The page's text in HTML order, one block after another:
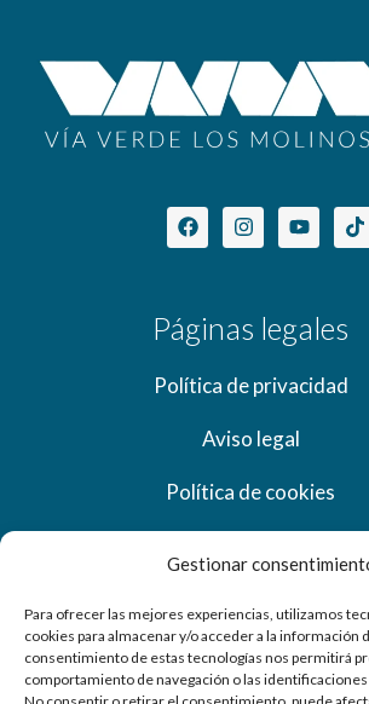
Gestionar
Para ofrecer las mejores experiencias, utilizamos
cookies para almacenar y/o acceder a la información
consentimiento de estas tecnologías nos permitirá
comportamiento de navegación o las
Páginas legales
Política de privacidad
Aviso legal
Política de cookies
Crtra. Estación, s/n 21630 Beas
959 30 83 36